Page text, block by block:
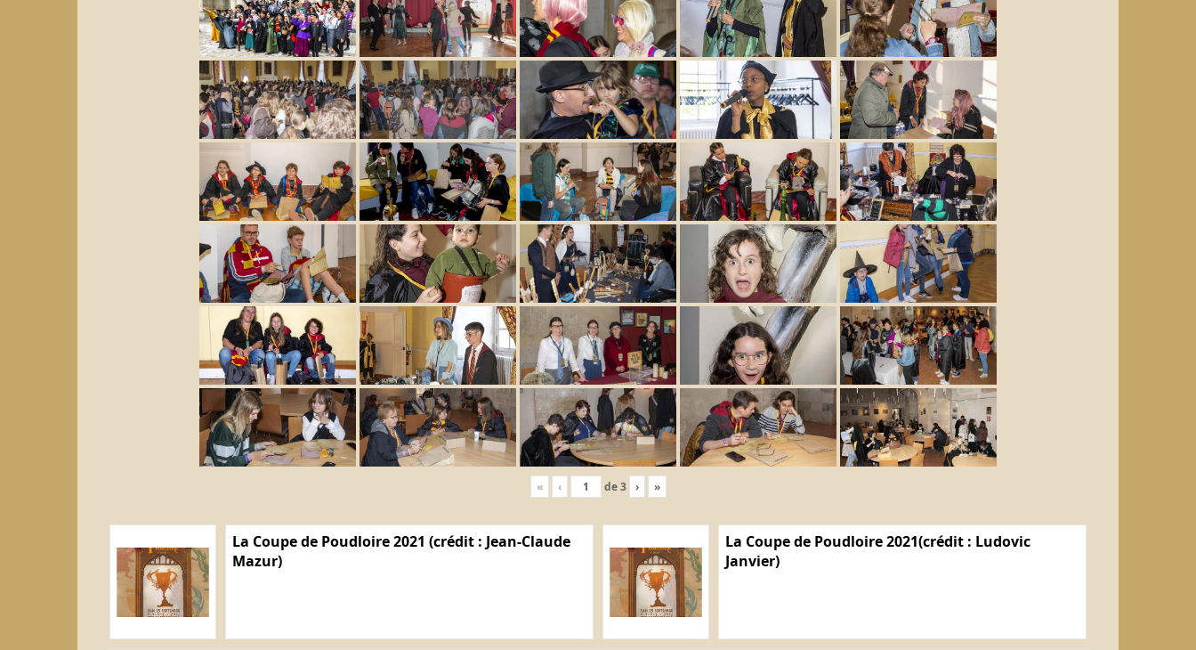
« ‹ de3 › »
La Coupe de Poudloire 2021 (crédit : Jean-Claude
Mazur)
La Coupe de Poudloire 2021(crédit : Ludovic
Janvier)